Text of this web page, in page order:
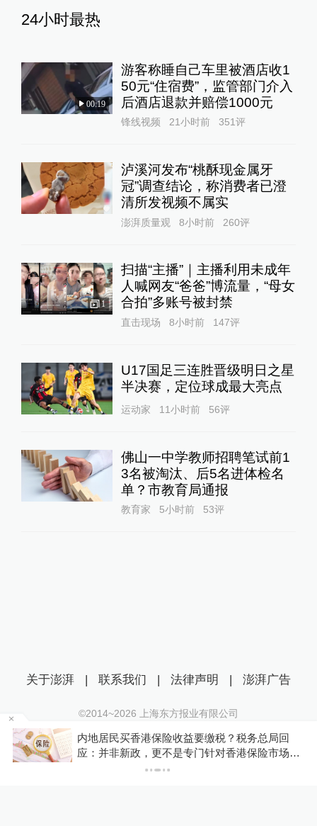
24小时最热
00:19
游客称睡自己车里被酒店收1
50元“住宿费”，监管部门介入
后酒店退款并赔偿1000元
锋线视频 21小时前 351评
泸溪河发布“桃酥现金属牙
冠”调查结论，称消费者已澄
清所发视频不属实
澎湃质量观 8小时前 260评
1
扫描“主播”｜主播利用未成年
人喊网友“爸爸”博流量，“母女
合拍”多账号被封禁
直击现场 8小时前 147评
U17国足三连胜晋级明日之星
半决赛，定位球成最大亮点
运动家 11小时前 56评
佛山一中学教师招聘笔试前1
3名被淘汰、后5名进体检名
单？市教育局通报
教育家 5小时前 53评
内地居民买香港保险收益要缴税？税务总局回
应：并非新政，更不是专门针对香港保险市场，
关于澎湃 | 联系我们 | 法律声明 | 澎湃广告
©2014~2026 上海东方报业有限公司
沪ICP证：沪B2-20170116 | 沪ICP备14003370号
互联网新闻信息服务许可证：31120170006
沪公网安备 31010602000299号